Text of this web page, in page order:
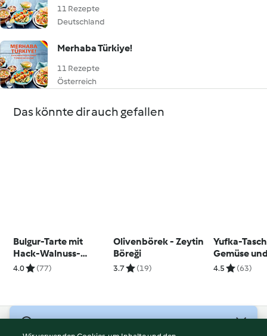
11 Rezepte
Deutschland
Merhaba Türkiye!
11 Rezepte
Österreich
Das könnte dir auch gefallen
Bulgur-Tarte mit
Hack-Walnuss-
Füllung - Sini Köftesi
4.0 (77)
Olivenbörek - Zeytin
Böreği
3.7 (19)
Yufka-
Gemüse
- Paçanga
4.5 (63)